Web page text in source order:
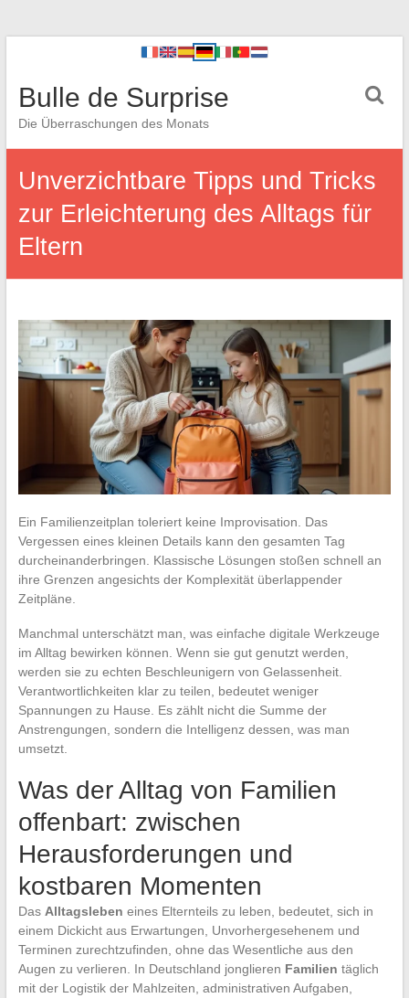
Bulle de Surprise
Die Überraschungen des Monats
Unverzichtbare Tipps und Tricks
zur Erleichterung des Alltags für
Eltern
Ein Familienzeitplan toleriert keine Improvisation. Das
Vergessen eines kleinen Details kann den gesamten Tag
durcheinanderbringen. Klassische Lösungen stoßen schnell an
ihre Grenzen angesichts der Komplexität überlappender
Zeitpläne.
Manchmal unterschätzt man, was einfache digitale Werkzeuge
im Alltag bewirken können. Wenn sie gut genutzt werden,
werden sie zu echten Beschleunigern von Gelassenheit.
Verantwortlichkeiten klar zu teilen, bedeutet weniger
Spannungen zu Hause. Es zählt nicht die Summe der
Anstrengungen, sondern die Intelligenz dessen, was man
umsetzt.
Was der Alltag von Familien
offenbart: zwischen
Herausforderungen und
kostbaren Momenten
Das Alltagsleben eines Elternteils zu leben, bedeutet, sich in
einem Dickicht aus Erwartungen, Unvorhergesehenem und
Terminen zurechtzufinden, ohne das Wesentliche aus den
Augen zu verlieren. In Deutschland jonglieren Familien täglich
mit der Logistik der Mahlzeiten, administrativen Aufgaben,